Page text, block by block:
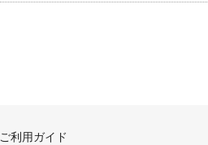
ご利用ガイド